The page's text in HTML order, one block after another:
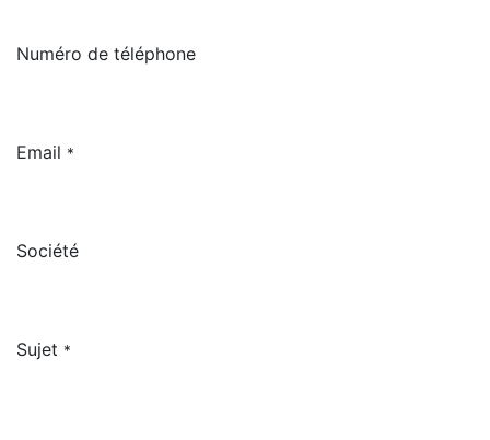
Numéro de téléphone
Email *
Société
Sujet *